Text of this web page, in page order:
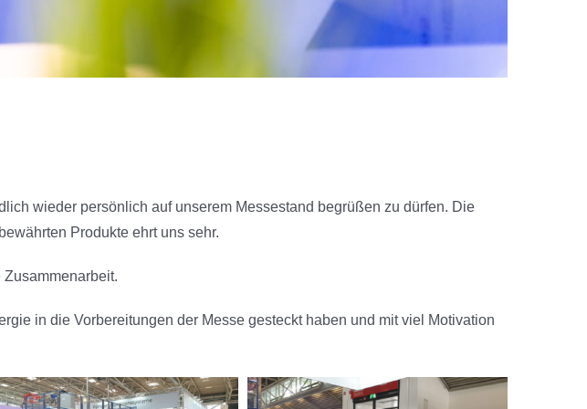
wieder persönlich auf unserem Messestand begrüßen zu dürfen. Die
Produkte ehrt uns sehr.
in die Vorbereitungen der Messe gesteckt haben und mit viel Motivation